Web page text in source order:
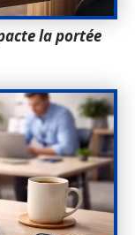
la portée